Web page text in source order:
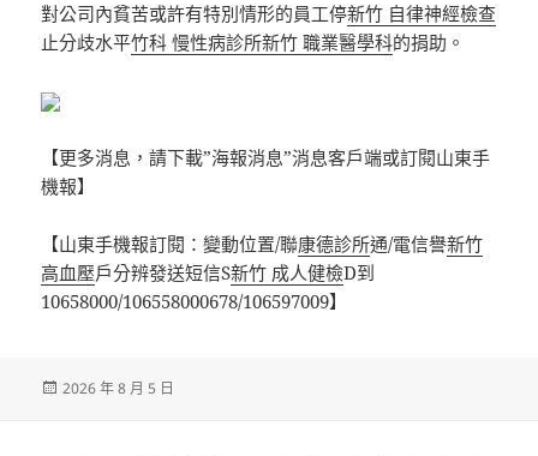
對公司內貧苦或許有特別情形的員工停新竹 自律神經檢查
止分歧水平竹科 慢性病診所新竹 職業醫學科的捐助。
【更多消息，請下載”海報消息”消息客戶端或訂閱山東手
機報】
【山東手機報訂閱：變動位置/聯康德診所通/電信譽新竹
高血壓戶分辨發送短信S新竹 成人健檢D到
10658000/106558000678/106597009】
發
2026 年 8 月 5 日